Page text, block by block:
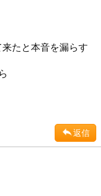
たと本音を漏らす
返信